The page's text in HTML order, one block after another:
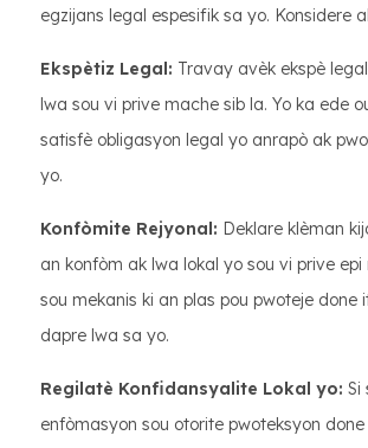
egzijans legal espesifik sa yo. Konsidere
Ekspètiz Legal: Travay avèk ekspè
lwa sou vi prive mache sib la. Yo ka ede
satisfè obligasyon legal yo anrapò ak
yo.
Konfòmite Rejyonal: Deklare klèman
an konfòm ak lwa lokal yo sou vi prive
sou mekanis ki an plas pou pwoteje done
dapre lwa sa yo.
Regilatè Konfidansyalite Lokal yo: Si
enfòmasyon sou otorite pwoteksyon